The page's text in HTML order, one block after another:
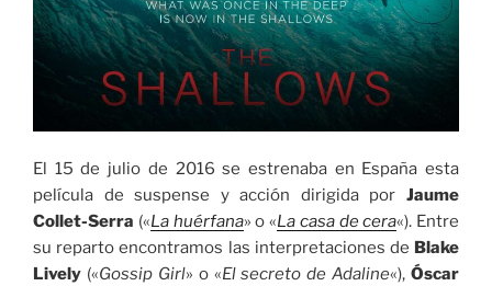
El 15 de julio de 2016 se estrenaba en España esta
película de suspense y acción dirigida por Jaume
Collet-Serra («La huérfana» o «La casa de cera«). Entre
su reparto encontramos las interpretaciones de Blake
Lively («Gossip Girl» o «El secreto de Adaline«), Óscar